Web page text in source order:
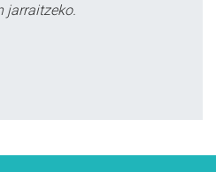
jarraitzeko.